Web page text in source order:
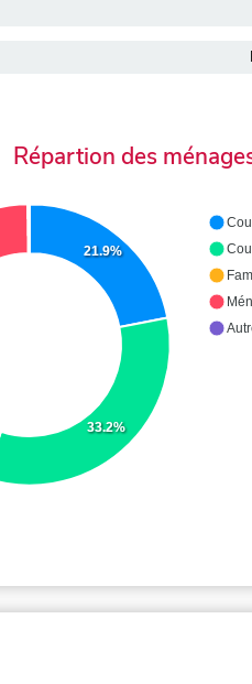
Répartion des
21.9%
33.2%